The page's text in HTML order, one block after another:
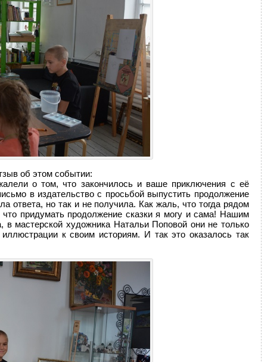
об этом событии:
о том, что закончилось и ваше приключения с её
в издательство с просьбой выпустить продолжение
ответа, но так и не получила. Как жаль, что тогда рядом
придумать продолжение сказки я могу и сама! Нашим
мастерской художника Натальи Поповой они не только
к своим историям. И так это оказалось так